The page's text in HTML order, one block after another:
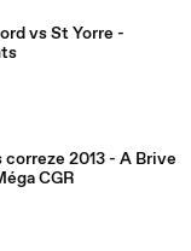
vs St Yorre -
2013 - A Brive
CGR